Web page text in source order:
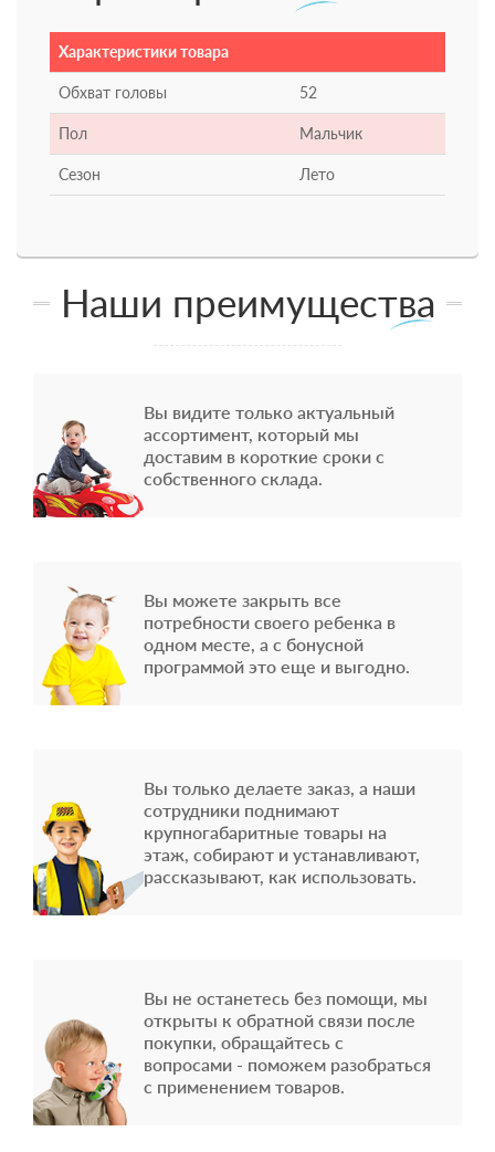
Характеристики товара
Обхват головы 52
Пол Мальчик
Сезон Лето
Наши преимущества
Вы видите только актуальный
ассортимент, который мы
доставим в короткие сроки с
собственного склада.
Вы можете закрыть все
потребности своего ребенка в
одном месте, а с бонусной
программой это еще и выгодно.
Вы только делаете заказ, а наши
сотрудники поднимают
крупногабаритные товары на
этаж, собирают и устанавливают,
рассказывают, как использовать.
Вы не останетесь без помощи, мы
открыты к обратной связи после
покупки, обращайтесь с
вопросами - поможем разобраться
с применением товаров.